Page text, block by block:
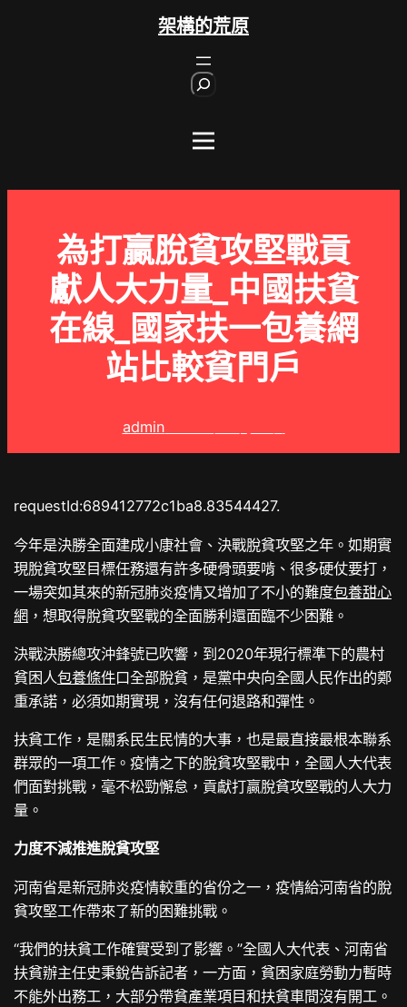
架構的荒原
為打贏脫貧攻堅戰貢
獻人大力量_中國扶貧
在線_國家扶一包養網
站比較貧門戶
admin
requestId:689412772c1ba8.83544427.
今年是決勝全面建成小康社會、決戰脫貧攻堅之年。如期實
現脫貧攻堅目標任務還有許多硬骨頭要啃、很多硬仗要打，
一場突如其來的新冠肺炎疫情又增加了不小的難度包養甜心
網 ，想取得脫貧攻堅戰的全面勝利還面臨不少困難。
決戰決勝總攻沖鋒號已吹響，到2020年現行標準下的農村
貧困人包養條件口全部脫貧，是黨中央向全國人民作出的鄭
重承諾，必須如期實現，沒有任何退路和彈性。
扶貧工作，是關系民生民情的大事，也是最直接最根本聯系
群眾的一項工作。疫情之下的脫貧攻堅戰中，全國人大代表
們面對挑戰，毫不松勁懈怠，貢獻打贏脫貧攻堅戰的人大力
量。
力度不減推進脫貧攻堅
河南省是新冠肺炎疫情較重的省份之一，疫情給河南省的脫
貧攻堅工作帶來了新的困難挑戰。
“我們的扶貧工作確實受到了影響。”全國人大代表、河南省
扶貧辦主任史秉銳告訴記者，一方面，貧困家庭勞動力暫時
不能外出務工，大部分帶貧產業項目和扶貧車間沒有開工。